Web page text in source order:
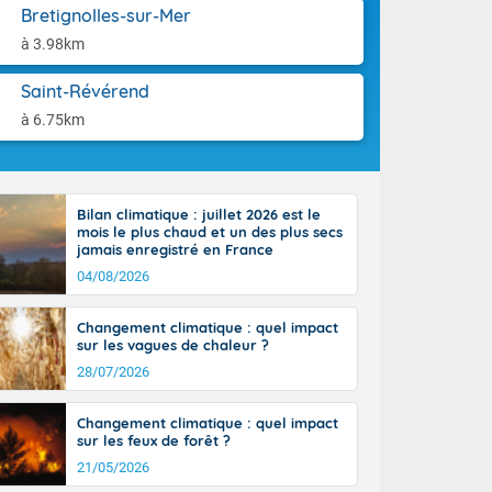
Bretignolles-sur-Mer
à 3.98km
Saint-Révérend
à 6.75km
ensoleillée,
une
le vent
Il fait 12 à
elles
et
sur le
Alpes à
terres et 20
Bilan climatique : juillet 2026 est le
mois le plus chaud et un des plus secs
jamais enregistré en France
04/08/2026
Changement climatique : quel impact
sur les vagues de chaleur ?
28/07/2026
Changement climatique : quel impact
sur les feux de forêt ?
21/05/2026